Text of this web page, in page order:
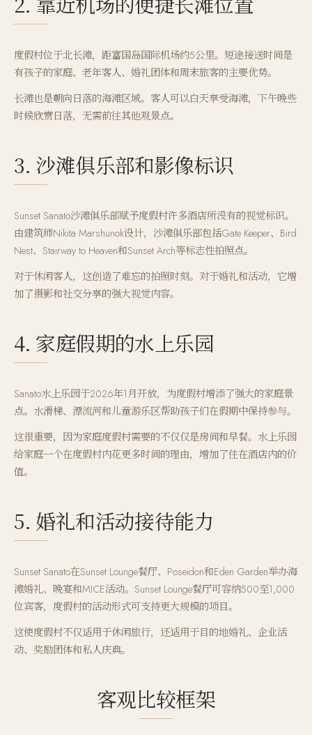
度假村位于北长滩，距富国岛国际机场约5公里。短途接送时间是
有孩子的家庭、老年客人、婚礼团体和周末旅客的主要优势。
长滩也是朝向日落的海滩区域。客人可以白天享受海滩，下午晚些
时候欣赏日落，无需前往其他观景点。
3. 沙滩俱乐部和影像标识
Sunset Sanato沙滩俱乐部赋予度假村许多酒店所没有的视觉标识。
由建筑师Nikita Marshunok设计，沙滩俱乐部包括Gate Keeper、Bird
Nest、Stairway to Heaven和Sunset Arch等标志性拍照点。
对于休闲客人，这创造了难忘的拍照时刻。对于婚礼和活动，它增
加了摄影和社交分享的强大视觉内容。
4. 家庭假期的水上乐园
Sanato水上乐园于2026年1月开放，为度假村增添了强大的家庭景
点。水滑梯、漂流河和儿童游乐区帮助孩子们在假期中保持参与。
这很重要，因为家庭度假村需要的不仅仅是房间和早餐。水上乐园
给家庭一个在度假村内花更多时间的理由，增加了住在酒店内的价
值。
5. 婚礼和活动接待能力
Sunset Sanato在Sunset Lounge餐厅、Poseidon和Eden Garden举办海
滩婚礼、晚宴和MICE活动。Sunset Lounge餐厅可容纳500至1,000
位宾客，度假村的活动形式可支持更大规模的项目。
这使度假村不仅适用于休闲旅行，还适用于目的地婚礼、企业活
动、奖励团体和私人庆典。
客观比较框架